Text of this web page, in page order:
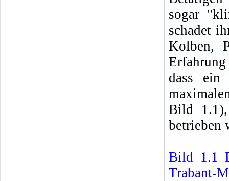
sogar
schadet
Kolben,
dass ein
Bild
betrieben
Bild 1.1
Trabant-